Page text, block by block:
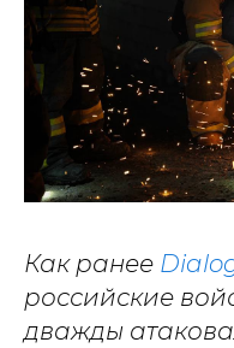
Как ранее
российские
дважды